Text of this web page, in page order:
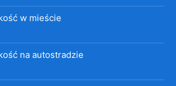
w mieście
na autostradzie